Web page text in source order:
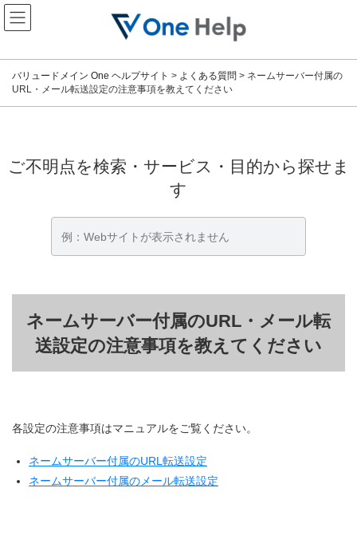
コ
ン
テ
ツ
キ
ナ
ビ
ゲ
シ
に
バリュードメイン One ヘルプサイト > よくある質問 > ネームサーバー付属の
URL・メール転送設定の注意事項を教えてください
ご不明点を検索・サービス・目的から探せま
す
ネームサーバー付属のURL・メール転
送設定の注意事項を教えてください
各設定の注意事項はマニュアルをご覧ください。
ネームサーバー付属のURL転送設定
ネームサーバー付属のメール転送設定